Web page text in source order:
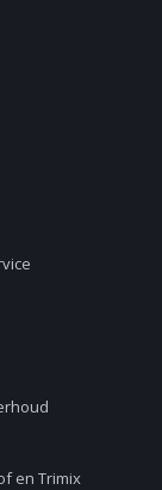
en Trimix